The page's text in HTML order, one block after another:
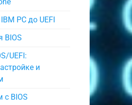
PC до UEFI
BIOS
UEFI:
и
с BIOS